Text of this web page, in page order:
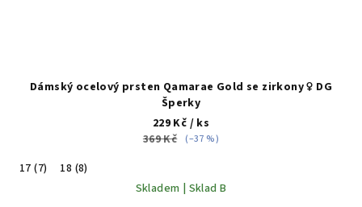
Dámský ocelový prsten Qamarae Gold se zirkony ♀️ DG
Šperky
229 Kč / ks
369 Kč (–37 %)
17 (7)
18 (8)
Skladem | Sklad B